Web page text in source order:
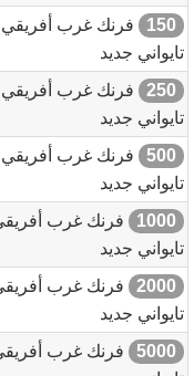
150
فرنك غرب أفريقي
تايواني جديد
250
فرنك غرب أفريقي
تايواني جديد
500
فرنك غرب أفريقي
تايواني جديد
1000
فرنك غرب
تايواني جديد
2000
فرنك غرب
تايواني جديد
5000
فرنك غرب